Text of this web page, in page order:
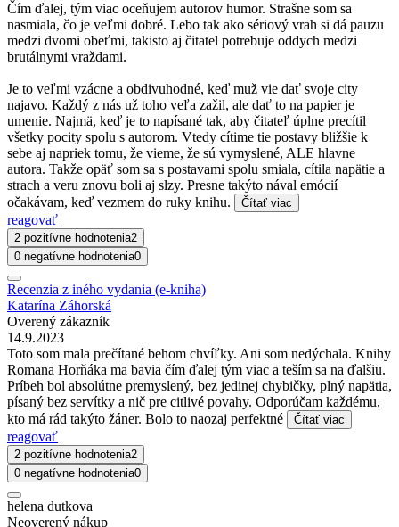
Čím ďalej, tým viac oceňujem autorov humor. Strašne som sa
nasmiala, čo je veľmi dobré. Lebo tak ako sériový vrah si dá pauzu
medzi dvomi obeťmi, takisto aj čitatel potrebuje oddych medzi
brutálnymi vraždami.
Je to veľmi vzácne a obdivuhodné, keď muž vie dať svoje city
najavo. Každý z nás už toho veľa zažil, ale dať to na papier je
umenie. Najmä, keď je to napísané tak, aby čitateľ úplne precítil
všetky pocity spolu s autorom. Vtedy cítime tie postavy bližšie k
sebe aj napriek tomu, že vieme, že sú vymyslené, ALE hlavne
autora. Takže opäť som sa s postavami spolu smiala, cítila napätie a
strach a veru znovu boli aj slzy. Presne takýto nával emócií
očakávam, keď vezmem do ruky knihu.
Čítať viac
reagovať
2 pozitívne hodnotenia2
0 negatívne hodnotenia0
Recenzia z iného vydania (e-kniha)
Katarína Záhorská
Overený zákazník
14.9.2023
Toto som mala prečítané behom chvíľky. Ani som nedýchala. Knihy
Romana Horňáka ma bavia čím ďalej tým viac a teším sa na ďalšiu.
Príbeh bol absolútne premyslený, bez jedinej chybičky, plný napätia,
písaný bez servítky a nič pre citlivé povahy. Odporúčam každému,
kto má rád takýto žáner. Bolo to naozaj perfektné
Čítať viac
reagovať
2 pozitívne hodnotenia2
0 negatívne hodnotenia0
helena dutkova
Neoverený nákup